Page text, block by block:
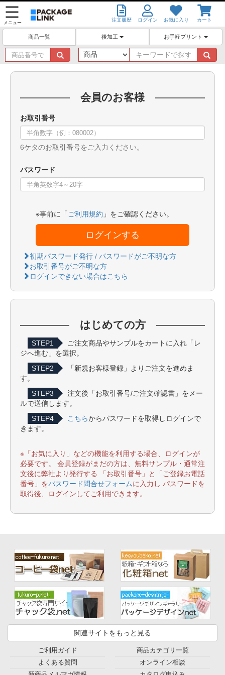
メニュー 注文履歴 ログイン お気に入り カート
商品一覧 後加工 お手軽プリント
商
品
番
キ
ー
ワ
会員のお客様
お取引番号
6ケタのお取引番号をご入力ください。
パスワード
※事前に「 ご利用規約 」をご確認ください。
ログインする
初期パスワード発行 / パスワードがご不明な方
お取引番号がご不明な方
ログインできない場合はこちら
はじめての方
STEP1
ご注文商品やサンプルをカートに入れ「レ
ジへ進む」を選択。
STEP2
「新規お客様登録」よりご注文を進めま
す。
STEP3
注文後「お取引番号/ご注文確認書」をメー
ルで送信します。
STEP4
こちらからパスワードを取得しログインで
きます。
※「お気に入り」などの機能を利用する場合、ログインが
必要です。 会員登録がまだの方は、無料サンプル・通常注
文後に弊社より発行する 「お取引番号」と「ご登録お電話
番号」をパスワード問合せフォームに入力し パスワードを
取得後、ログインしてご利用できます。
関連サイトをもっと見る
ご利用ガイド
よくある質問
商品カテゴリ一覧
オンライン相談